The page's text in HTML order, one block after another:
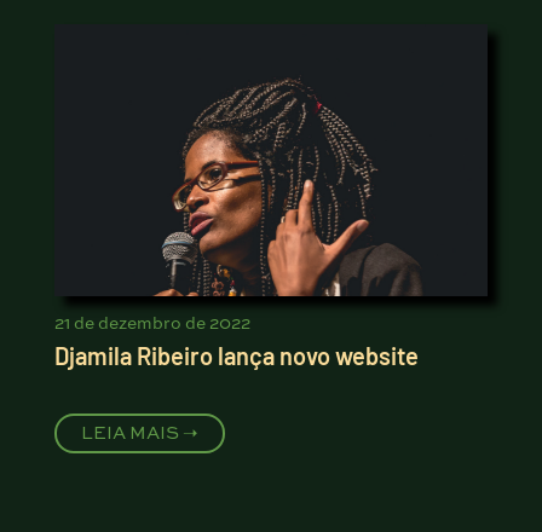
21 de dezembro de 2022
Djamila Ribeiro lança novo website
LEIA MAIS ➝